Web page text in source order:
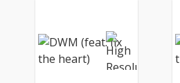
き合った時の感情やそ
れに対する真っ直ぐな
メッセージが込められ